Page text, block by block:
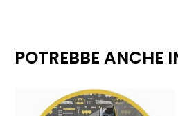
POTREBBE ANCHE